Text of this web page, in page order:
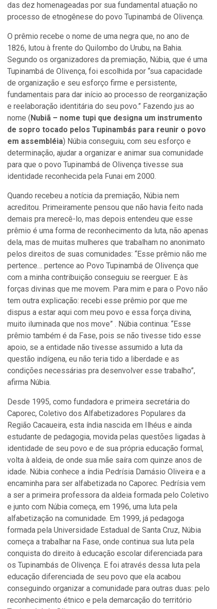
das dez homenageadas por sua fundamental atuação no
processo de etnogênese do povo Tupinambá de Olivença.
O prêmio recebe o nome de uma negra que, no ano de
1826, lutou à frente do Quilombo do Urubu, na Bahia.
Segundo os organizadores da premiação, Núbia, que é uma
Tupinambá de Olivença, foi escolhida por “sua capacidade
de organização e seu esforço firme e persistente,
fundamentais para dar início ao processo de reorganização
e reelaboração identitária do seu povo.” Fazendo jus ao
nome (Nubiã – nome tupi que designa um instrumento
de sopro tocado pelos Tupinambás para reunir o povo
em assembléia) Núbia conseguiu, com seu esforço e
determinação, ajudar a organizar e animar sua comunidade
para que o povo Tupinambá de Olivença tivesse sua
identidade reconhecida pela Funai em 2000.
Quando recebeu a notícia da premiação, Núbia nem
acreditou. Primeiramente pensou que não havia feito nada
demais pra merecê-lo, mas depois entendeu que esse
prêmio é uma forma de reconhecimento da luta, não apenas
dela, mas de muitas mulheres que trabalham no anonimato
pelos direitos de suas comunidades: “Esse prêmio não me
pertence… pertence ao Povo Tupinambá de Olivença que
com a minha contribuição conseguiu se reerguer. E às
forças divinas que me movem. Para mim e para o Povo não
tem outra explicação: recebi esse prêmio por que me
dispus a estar aqui com meu povo e essa força divina,
muito iluminada que nos move” . Núbia continua: “Esse
prêmio também é da Fase, pois se não tivesse tido esse
apoio, se a entidade não tivesse assumido a luta da
questão indígena, eu não teria tido a liberdade e as
condições necessárias pra desenvolver esse trabalho”,
afirma Núbia.
Desde 1995, como fundadora e primeira secretária do
Caporec, Coletivo dos Alfabetizadores Populares da
Região Cacaueira, esta índia nascida em Ilhéus e ainda
estudante de pedagogia, movida pelas questões ligadas à
identidade de seu povo e de sua própria educação formal,
volta à aldeia, de onde sua mãe saíra com quinze anos de
idade. Núbia conhece a índia Pedrísia Damásio Oliveira e a
encaminha para ser alfabetizada no Caporec. Pedrísia vem
a ser a primeira professora da aldeia formada pelo Coletivo
e junto com Núbia começa, em 1996, uma luta pela
alfabetização na comunidade. Em 1999, já pedagoga
formada pela Universidade Estadual de Santa Cruz, Núbia
começa a trabalhar na Fase, onde continua sua luta pela
conquista do direito à educação escolar diferenciada para
os Tupinambás de Olivença. E foi através dessa luta pela
educação diferenciada de seu povo que ela acabou
conseguindo organizar a comunidade para outras duas: pelo
reconhecimento étnico e pela demarcação do território